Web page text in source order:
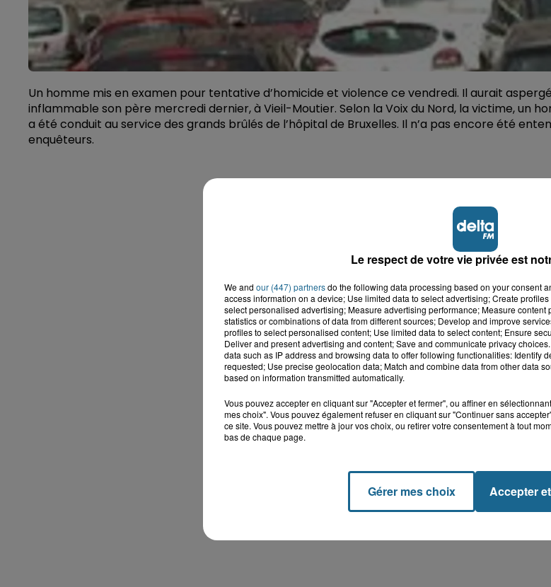
Un homme mis en examen pour tentative d’homicide et violence ce vendredi. Il aurait
inflammable son père mercredi dernier, à Vieil-Moutier. Selon la Voix du Nord, la victime, un
a été conduit au service des grands brûlés de l’hôpital de Bruxelles. Il n’a pas encore été
enquêteurs.
Le respect de votre vie privée est
We and our (447) partnersdo the following data processing based on your consent
access information on a device; Use limited data to select advertising; Create
select personalised advertising; Measure advertising performance; Measure
statistics or combinations of data from different sources; Develop and improve
profiles to select personalised content; Use limited data to select content; Ensure
Deliver and present advertising and content; Save and communicate privacy
data such as IP address and browsing data to offer following functionalities: Identify
requested; Use precise geolocation data; Match and combine data from other data
based on information transmitted automatically.
Vous pouvez accepter en cliquant sur "Accepter et fermer", ou affiner en
mes choix". Vous pouvez également refuser en cliquant sur "Continuer sans
ce site. Vous pouvez mettre à jour vos choix, ou retirer votre consentement à tout
bas de chaque page.
Gérer mes choix Accepter